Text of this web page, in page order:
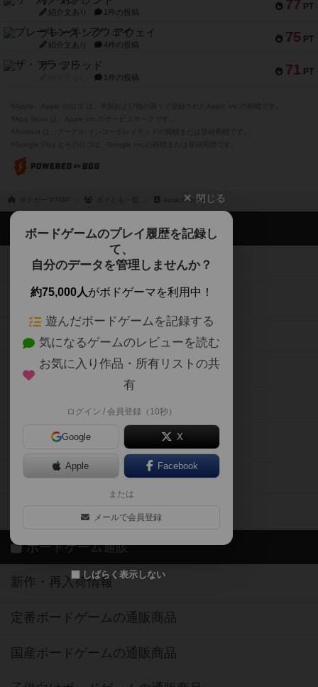
77 PT
紹介文あり 1件の投稿
75 PT
ブレーキング・アウェイ
紹介文あり 4件の投稿
71 PT
ザ・フラッド
1件の投稿
katachi iroto閉じる
ボードゲームのプレイ履歴を記録し
て、
自分のデータを管理しませんか？
約75,000人がボドゲーマを利用中！
遊んだボードゲームを記録する
気になるゲームのレビューを読む
お気に入り作品・所有リストの共
有
ログイン / 会員登録（10秒）
Google X
Apple Facebook
または
メールで会員登録
しばらく表示しない
ボドゲーマTOP
ボードゲームを検索する
ボードゲームの新着レビュー
ボードゲーム会情報
メカニクス特集
掲示板・トピックス
ボドとも・会員一覧
ボードゲーム業界コラム
ボドゲーマご利用案内
ボードゲーム通販
新作・再入荷情報
定番ボードゲームの通販商品
国産ボードゲームの通販商品